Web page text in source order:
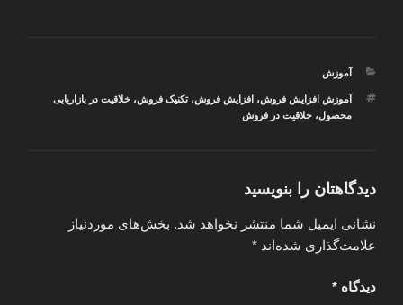
دسته‌ها
آموزش
برچسب‌ها
آموزش افزایش فروش، افزایش فروش،تکنیک فروش،خلاقیت در بازاریابی
محصول،خلاقیت در فروش
دیدگاهتان را بنویسید
نشانی ایمیل شما منتشر نخواهد شد. بخش‌های موردنیاز
علامت‌گذاری شده‌اند *
دیدگاه *